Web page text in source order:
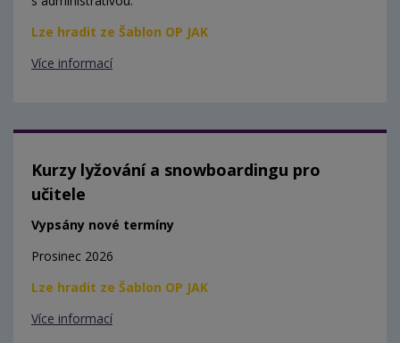
Lze hradit ze Šablon OP JAK
Více informací
Kurzy lyžování a snowboardingu pro
učitele
Vypsány nové termíny
Prosinec 2026
Lze hradit ze Šablon OP JAK
Více informací